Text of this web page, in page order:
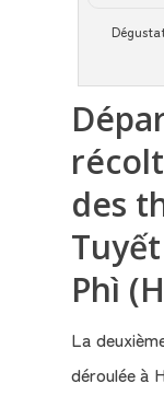
des
Phì
La
déroulée à